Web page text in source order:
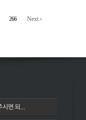
266 Next ›
면 되...